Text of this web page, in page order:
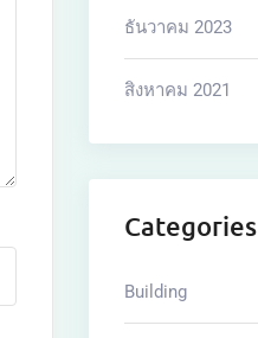
ธันวาคม 2023
สิงหาคม 2021
Categories
Building